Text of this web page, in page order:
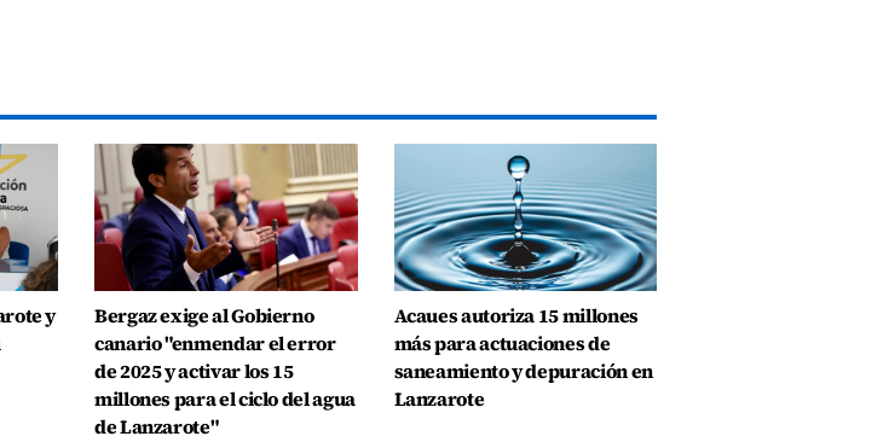
y
Bergaz exige al Gobierno
canario "enmendar el error
de 2025 y activar los 15
millones para el ciclo del agua
de Lanzarote"
Acaues autoriza 15 millones
más para actuaciones de
saneamiento y depuración en
Lanzarote